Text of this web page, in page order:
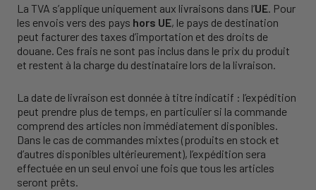
La TVA s’applique uniquement aux livraisons dans l’UE . Pour
les envois vers des pays hors UE, le pays de destination
peut facturer des taxes d’importation et des droits de
douane. Ces frais ne sont pas inclus dans le prix du produit
et restent à la charge du destinataire lors de la livraison.
La date de livraison est donnée à titre indicatif : l’expédition
peut prendre plus de temps, en particulier si la commande
comprend des articles non immédiatement disponibles.
Dans le cas de commandes mixtes (produits en stock et
d’autres disponibles ultérieurement), l’expédition sera
effectuée en un seul envoi une fois que tous les articles
seront prêts.